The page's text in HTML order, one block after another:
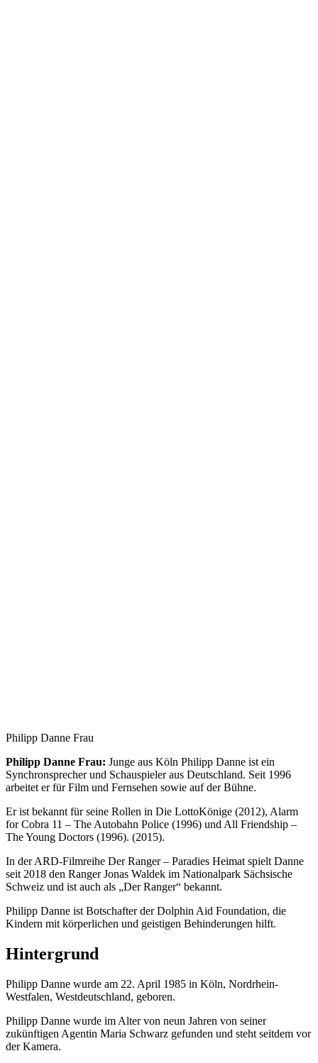
Philipp Danne Frau
Philipp Danne Frau: Junge aus Köln Philipp Danne ist ein
Synchronsprecher und Schauspieler aus Deutschland. Seit 1996
arbeitet er für Film und Fernsehen sowie auf der Bühne.
Er ist bekannt für seine Rollen in Die LottoKönige (2012), Alarm
for Cobra 11 – The Autobahn Police (1996) und All Friendship –
The Young Doctors (1996). (2015).
In der ARD-Filmreihe Der Ranger – Paradies Heimat spielt Danne
seit 2018 den Ranger Jonas Waldek im Nationalpark Sächsische
Schweiz und ist auch als „Der Ranger“ bekannt.
Philipp Danne ist Botschafter der Dolphin Aid Foundation, die
Kindern mit körperlichen und geistigen Behinderungen hilft.
Hintergrund
Philipp Danne wurde am 22. April 1985 in Köln, Nordrhein-
Westfalen, Westdeutschland, geboren.
Philipp Danne wurde im Alter von neun Jahren von seiner
zukünftigen Agentin Maria Schwarz gefunden und steht seitdem vor
der Kamera.